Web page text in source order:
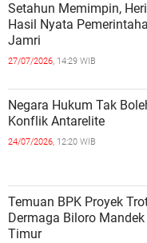
Setahun Memimpin,
Hasil Nyata
Jamri
27/07/2026, 14:29 WIB
Negara Hukum Tak
Konflik Antarelite
24/07/2026, 12:20 WIB
Temuan BPK Proyek
Dermaga Biloro
Timur